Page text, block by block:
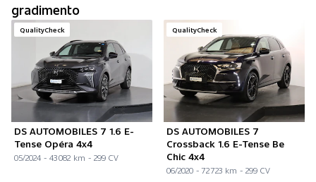
gradimento
QualityCheck
DS AUTOMOBILES 7 1.6 E-
Tense Opéra 4x4
05/2024 - 43 082 km - 299 CV
QualityCheck
DS AUTOMOBILES 7
Crossback 1.6 E-Tense Be
Chic 4x4
06/2020 - 72 723 km - 299 CV